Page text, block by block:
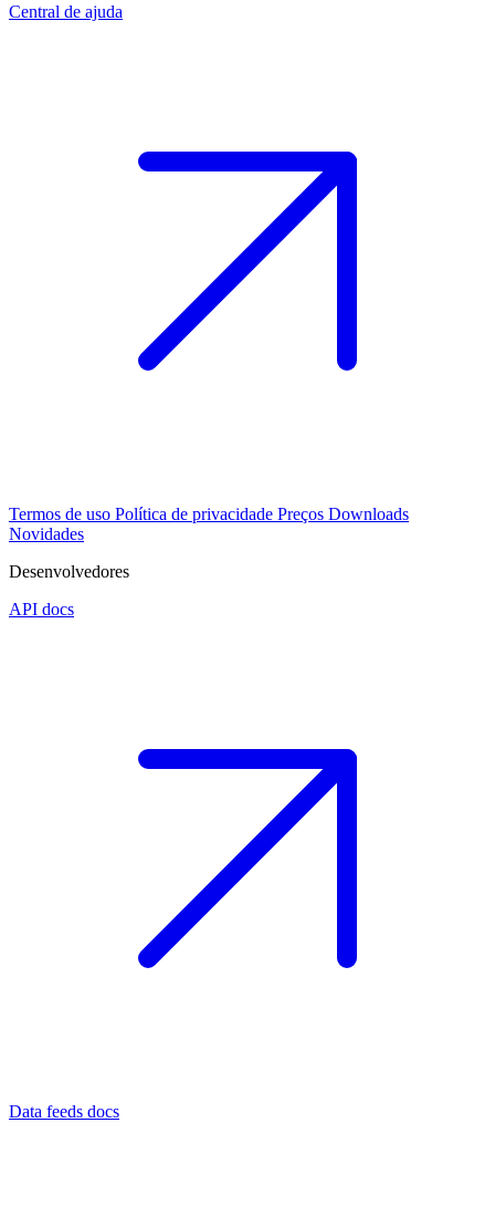
Central de ajuda
Termos de uso Política de privacidade Preços Downloads
Novidades
Desenvolvedores
API docs
Data feeds docs